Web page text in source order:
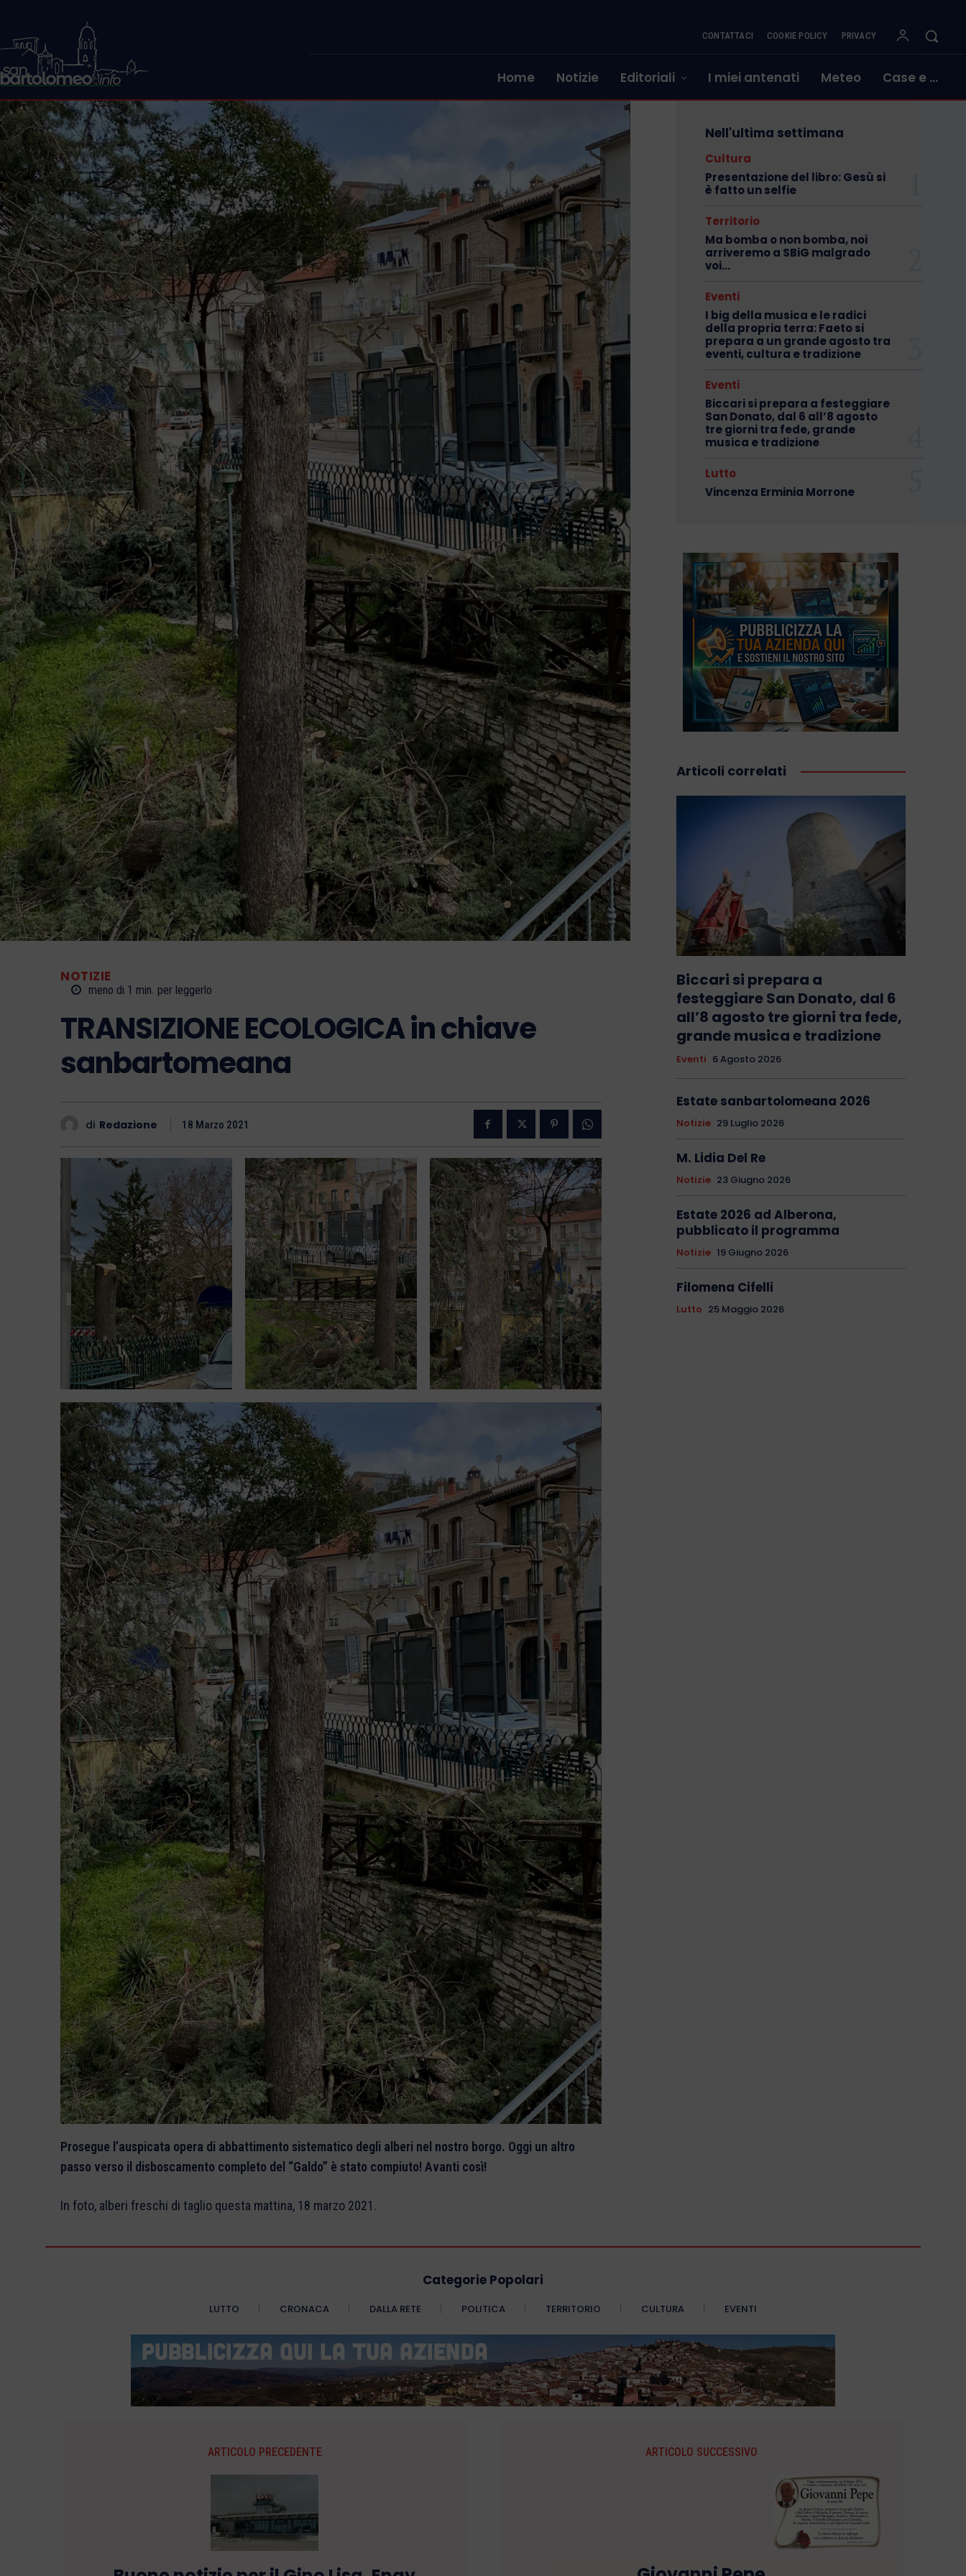
CONTATTACI COOKIE POLICY PRIVACY
Home Notizie Editoriali I miei antenati Meteo Case e …
NOTIZIE
meno di 1 min. per leggerlo
TRANSIZIONE ECOLOGICA in chiave
sanbartomeana
di Redazione 18 Marzo 2021
Prosegue l’auspicata opera di abbattimento sistematico degli alberi nel nostro borgo. Oggi un altro
passo verso il disboscamento completo del “Galdo” è stato compiuto! Avanti così!
In foto, alberi freschi di taglio questa mattina, 18 marzo 2021.
Nell'ultima settimana
Cultura
Presentazione del libro: Gesù si
è fatto un selfie
Territorio
Ma bomba o non bomba, noi
arriveremo a SBiG malgrado
voi…
Eventi
I big della musica e le radici
della propria terra: Faeto si
prepara a un grande agosto tra
eventi, cultura e tradizione
Eventi
Biccari si prepara a festeggiare
San Donato, dal 6 all’8 agosto
tre giorni tra fede, grande
musica e tradizione
Lutto
Vincenza Erminia Morrone
Articoli correlati
Biccari si prepara a
festeggiare San Donato, dal 6
all’8 agosto tre giorni tra fede,
grande musica e tradizione
Eventi 6 Agosto 2026
Estate sanbartolomeana 2026
Notizie 29 Luglio 2026
M. Lidia Del Re
Notizie 23 Giugno 2026
Estate 2026 ad Alberona,
pubblicato il programma
Notizie 19 Giugno 2026
Filomena Cifelli
Lutto 25 Maggio 2026
Categorie Popolari
LUTTO CRONACA DALLA RETE POLITICA TERRITORIO CULTURA EVENTI
ARTICOLO PRECEDENTE ARTICOLO SUCCESSIVO